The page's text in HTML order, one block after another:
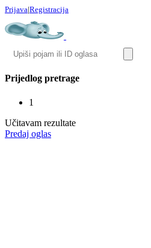
Prijava|Registracija
Prijedlog pretrage
1
Učitavam rezultate
Predaj oglas